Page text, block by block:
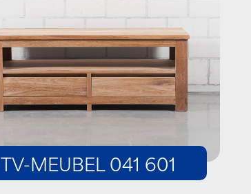
TV-MEUBEL 041 601